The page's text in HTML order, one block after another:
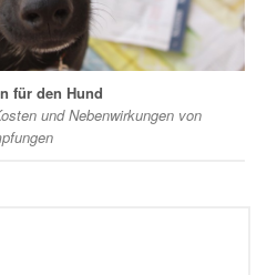
für den Hund
und Nebenwirkungen von